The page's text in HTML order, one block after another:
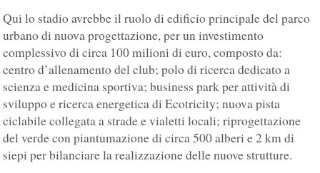
Qui lo stadio avrebbe il ruolo di edificio principale del parco
urbano di nuova progettazione, per un investimento
complessivo di circa 100 milioni di euro, composto da:
centro d’allenamento del club; polo di ricerca dedicato a
scienza e medicina sportiva; business park per attività di
sviluppo e ricerca energetica di Ecotricity; nuova pista
ciclabile collegata a strade e vialetti locali; riprogettazione
del verde con piantumazione di circa 500 alberi e 2 km di
siepi per bilanciare la realizzazione delle nuove strutture.